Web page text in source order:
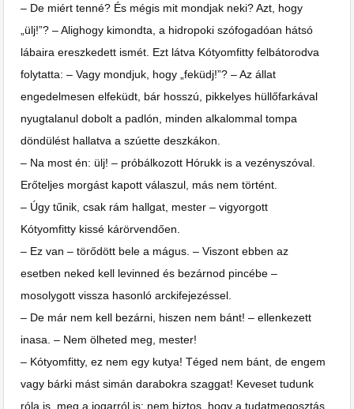
– De miért tenné? És mégis mit mondjak neki? Azt, hogy
„ülj!”? – Alighogy kimondta, a hidropoki szófogadóan hátsó
lábaira ereszkedett ismét. Ezt látva Kótyomfitty felbátorodva
folytatta: – Vagy mondjuk, hogy „feküdj!”? – Az állat
engedelmesen elfeküdt, bár hosszú, pikkelyes hüllőfarkával
nyugtalanul dobolt a padlón, minden alkalommal tompa
döndülést hallatva a szúette deszkákon.
– Na most én: ülj! – próbálkozott Hórukk is a vezényszóval.
Erőteljes morgást kapott válaszul, más nem történt.
– Úgy tűnik, csak rám hallgat, mester – vigyorgott
Kótyomfitty kissé kárörvendően.
– Ez van – törődött bele a mágus. – Viszont ebben az
esetben neked kell levinned és bezárnod pincébe –
mosolygott vissza hasonló arckifejezéssel.
– De már nem kell bezárni, hiszen nem bánt! – ellenkezett
inasa. – Nem ölheted meg, mester!
– Kótyomfitty, ez nem egy kutya! Téged nem bánt, de engem
vagy bárki mást simán darabokra szaggat! Keveset tudunk
róla is, meg a jogarról is: nem biztos, hogy a tudatmegosztás